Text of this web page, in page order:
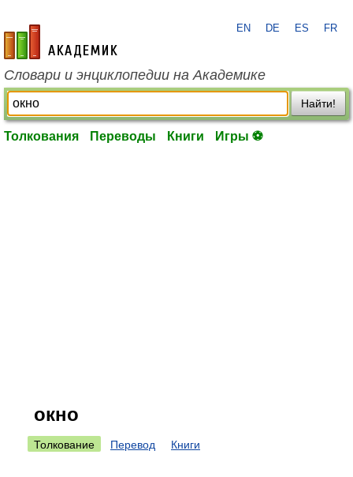
academic.ru
EN DE ES FR
Словари и энциклопедии на Академике
Найти!
Толкования Переводы Книги Игры ⚽
окно
Толкование Перевод Книги